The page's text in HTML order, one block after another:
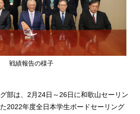
戦績報告の様子
部は、2月24日～26日に和歌山セーリン
2022年度全日本学生ボードセーリング